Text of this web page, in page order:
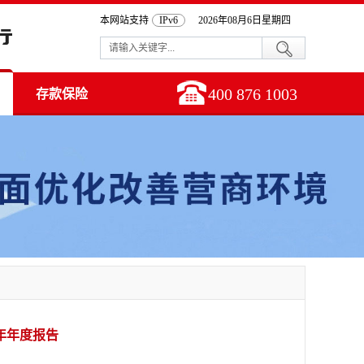
本网站支持 IPv6 2026年08月6日星期四
存款保险 400 876 1003
年度报告